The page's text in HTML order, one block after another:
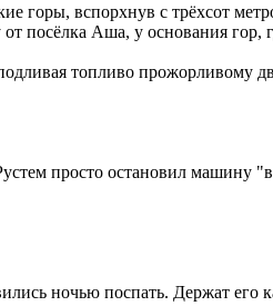
горы, вспорхнув с трёхсот
посёлка Аша, у основания
топливо прожорливому
просто остановил машину
ночью поспать. Держат